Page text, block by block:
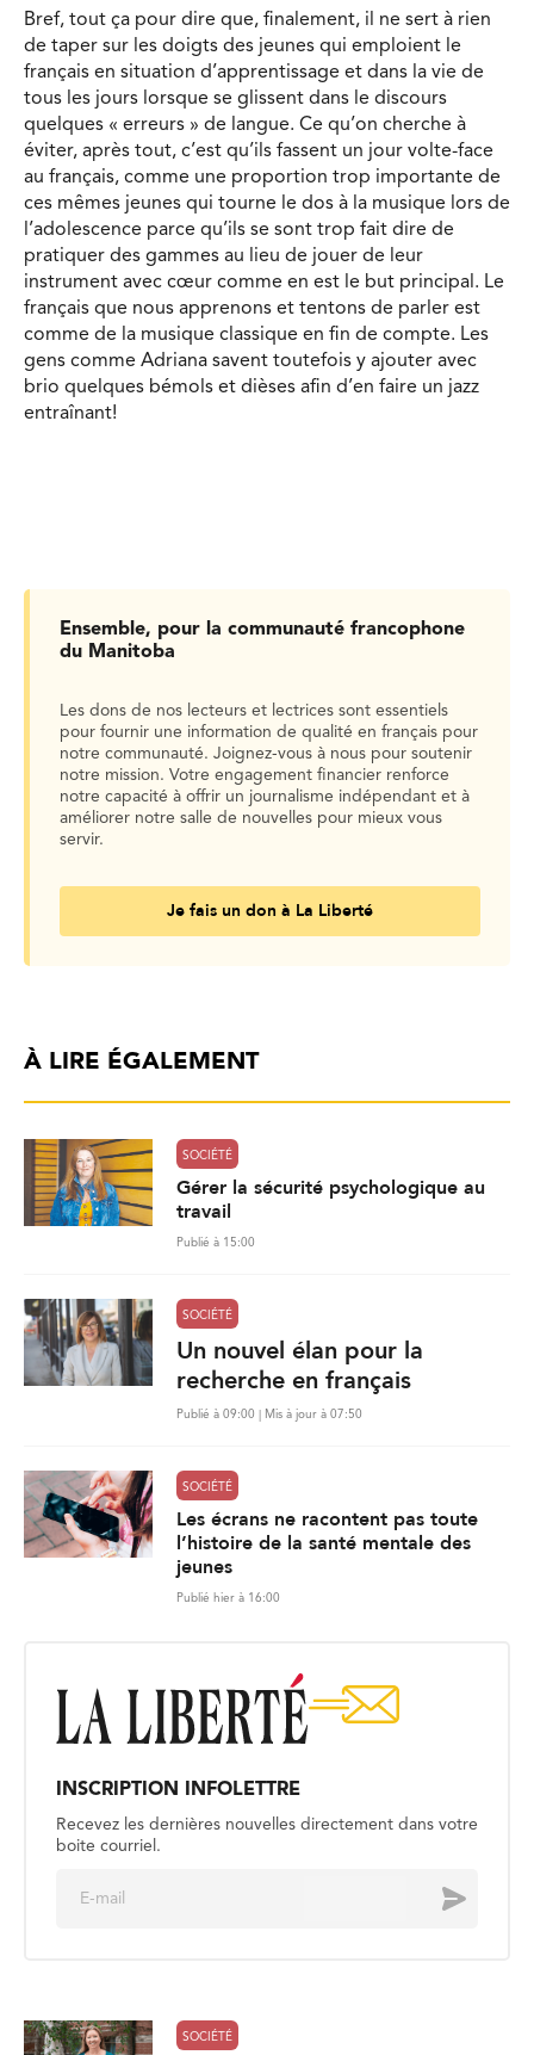
Bref, tout ça pour dire que, finalement, il ne sert à rien
de taper sur les doigts des jeunes qui emploient le
français en situation d’apprentissage et dans la vie de
tous les jours lorsque se glissent dans le discours
quelques « erreurs » de langue. Ce qu’on cherche à
éviter, après tout, c’est qu’ils fassent un jour volte-face
au français, comme une proportion trop importante de
ces mêmes jeunes qui tourne le dos à la musique lors de
l’adolescence parce qu’ils se sont trop fait dire de
pratiquer des gammes au lieu de jouer de leur
instrument avec cœur comme en est le but principal. Le
français que nous apprenons et tentons de parler est
comme de la musique classique en fin de compte. Les
gens comme Adriana savent toutefois y ajouter avec
brio quelques bémols et dièses afin d’en faire un jazz
entraînant!
Ensemble, pour la communauté francophone
du Manitoba
Les dons de nos lecteurs et lectrices sont essentiels
pour fournir une information de qualité en français pour
notre communauté. Joignez-vous à nous pour soutenir
notre mission. Votre engagement financier renforce
notre capacité à offrir un journalisme indépendant et à
améliorer notre salle de nouvelles pour mieux vous
servir.
Je fais un don à La Liberté
À LIRE ÉGALEMENT
SOCIÉTÉ
Gérer la sécurité psychologique au
travail
Publié à 15:00
SOCIÉTÉ
Un nouvel élan pour la
recherche en français
Publié à 09:00 | Mis à jour à 07:50
SOCIÉTÉ
Les écrans ne racontent pas toute
l’histoire de la santé mentale des
jeunes
Publié hier à 16:00
INSCRIPTION INFOLETTRE
Recevez les dernières nouvelles directement dans votre
boite courriel.
Envoyer
SOCIÉTÉ